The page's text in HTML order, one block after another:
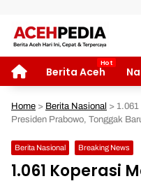
HOMEBerita Aceh
Home > Berita Nasional >
Presiden Prabowo, Tonggak
Berita Nasional Breaking News
1.061 Koperasi